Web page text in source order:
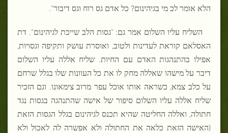
הלא אומר לכ מי בגיהינום? כל אדם גס רוח וגס דיבור".
השליח עליו השלום אמר גם: "גסות הלב שייכת לגיהינום". דת
האסלאם קוראת לעדינות ולטוב, ואוסרת עושק ותקיפה וגסויות,
אפילו בהתנהגות האדם עם החיות. שליח אללה עליו השלום
דיבר על מישהו שאללה מחק לו את כל העוונות שלו בגלל שרחם
על כלב צמא, כשראה אותו אוכל עפר מרוב צימאונו. וגם הזכיר
שליח אללה עליו השלום סיפור של אישה שהתנהגה בגסות נגד
חתולה, ואללה החליטה שהיא תכנס לגיהינום בגלל הגסות הזאת
(האישה הזאת כלאה את החתולה ולא אפשרה לה לאכול ולא